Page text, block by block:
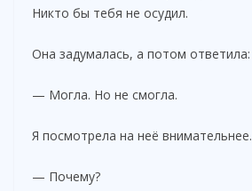
Никто бы тебя не осудил.
Она задумалась, а потом ответила:
— Могла. Но не смогла.
Я посмотрела на неё внимательнее.
— Почему?